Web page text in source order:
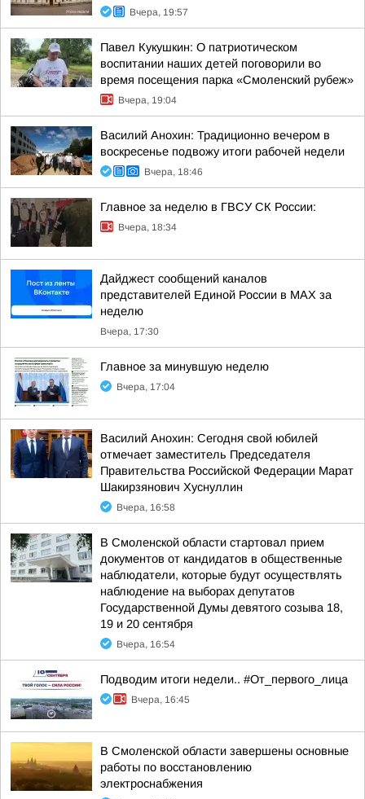
Вчера, 19:57
Павел Кукушкин: О патриотическом
воспитании наших детей поговорили во
время посещения парка «Смоленский рубеж»
Вчера, 19:04
Василий Анохин: Традиционно вечером в
воскресенье подвожу итоги рабочей недели
Вчера, 18:46
Главное за неделю в ГВСУ СК России:
Вчера, 18:34
Дайджест сообщений каналов
представителей Единой России в МАХ за
неделю
Вчера, 17:30
Главное за минувшую неделю
Вчера, 17:04
Василий Анохин: Сегодня свой юбилей
отмечает заместитель Председателя
Правительства Российской Федерации Марат
Шакирзянович Хуснуллин
Вчера, 16:58
В Смоленской области стартовал прием
документов от кандидатов в общественные
наблюдатели, которые будут осуществлять
наблюдение на выборах депутатов
Государственной Думы девятого созыва 18,
19 и 20 сентября
Вчера, 16:54
Подводим итоги недели.. #От_первого_лица
Вчера, 16:45
В Смоленской области завершены основные
работы по восстановлению
электроснабжения